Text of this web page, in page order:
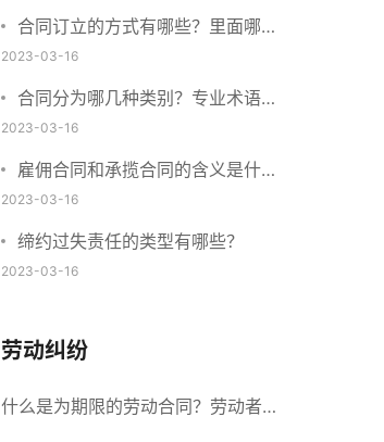
合同订立的方式有哪些？里面哪些
内容、细节条款需要载明？
2023-03-16
合同分为哪几种类别？专业术语分
别是什么？
2023-03-16
雇佣合同和承揽合同的含义是什
么？怎么区分雇佣合同和承揽合
同？
2023-03-16
缔约过失责任的类型有哪些？
2023-03-16
劳动纠纷
什么是为期限的劳动合同？劳动者解